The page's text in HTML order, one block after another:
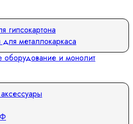
гипсокартона
металлокаркаса
оборудование и монолит